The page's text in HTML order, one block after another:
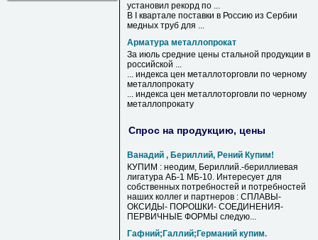
установил рекорд по ...
В I квартале поставки в Россию из Сербии
медных труб для ...
Арматура металлопрокат
За июль средние цены стальной продукции в
российской ...
... индекса цен металлоторговли по черному
металлопрокату
... индекса цен металлоторговли по черному
металлопрокату
Спрос на продукцию, цены
Ванадий , Бериллий, Рений Купим!
КУПИМ : неодим, Бериллий.-бериллиевая
лигатура АБ-1 МБ-10. Интересует для
собственных потребностей и потребностей
наших коллег и партнеров : СПЛАВЫ-
ОКСИДЫ- ПОРОШКИ- СОЕДИНЕНИЯ-
ПЕРВИЧНЫЕ ФОРМЫ следую...
Гафний;Галлий;Германий купим.